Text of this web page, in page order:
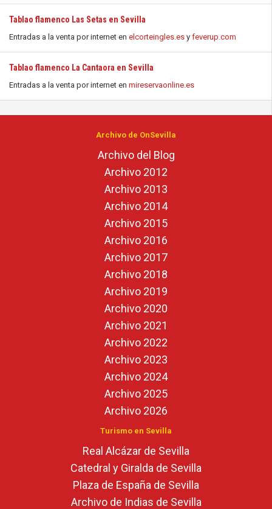
Tablao flamenco Las Setas en Sevilla
Entradas a la venta por internet en elcorteingles.es y feverup.com
Tablao flamenco La Cantaora en Sevilla
Entradas a la venta por internet en mireservaonline.es
Archivo de OnSevilla
Archivo del Blog
Archivo 2012
Archivo 2013
Archivo 2014
Archivo 2015
Archivo 2016
Archivo 2017
Archivo 2018
Archivo 2019
Archivo 2020
Archivo 2021
Archivo 2022
Archivo 2023
Archivo 2024
Archivo 2025
Archivo 2026
Turismo en Sevilla
Real Alcázar de Sevilla
Catedral y Giralda de Sevilla
Plaza de España de Sevilla
Archivo de Indias de Sevilla